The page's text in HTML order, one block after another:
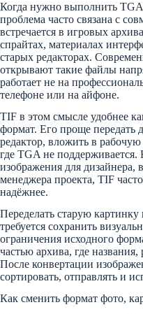
Когда нужно выполнить TGA
проблема часто связана с
встречается в игровых
спрайтах, материалах
старых редакторах.
открывают такие файлы
работает не на
телефоне или на айфоне.
TIF в этом смысле удобнее
формат. Его проще передать
редактор, вложить в
где TGA не
изображения для дизайнера,
менеджера проекта, TIF
надёжнее.
Переделать старую картинку
требуется сохранить
ограничения исходного
частью архива, где
После конвертации
сортировать, отправлять и
Как сменить формат фото,